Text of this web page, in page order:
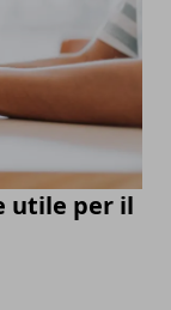
utile per il